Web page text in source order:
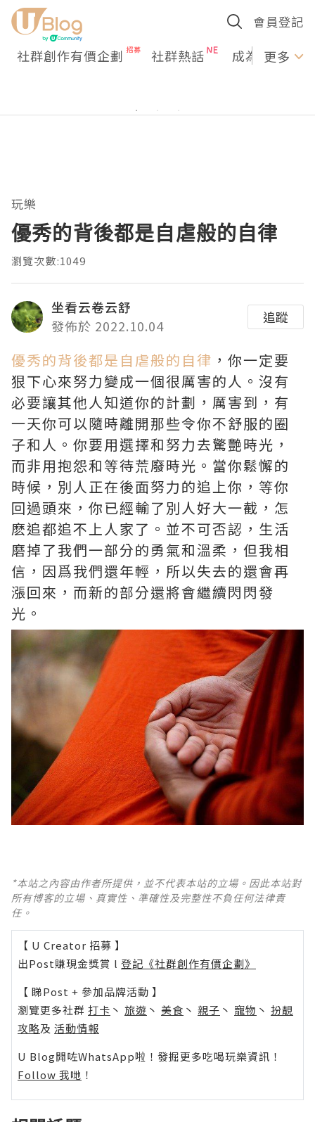
會員登記
社群創作有價企劃 社群熱話 成為U更多
玩樂
優秀的背後都是自虐般的自律
瀏覽次數:1049
坐看云卷云舒
發佈於 2022.10.04
追蹤
優秀的背後都是自虐般的自律 ，你一定要
狠下心來努力變成一個很厲害的人。沒有
必要讓其他人知道你的計劃，厲害到，有
一天你可以隨時離開那些令你不舒服的圈
子和人。你要用選擇和努力去驚艷時光，
而非用抱怨和等待荒廢時光。當你鬆懈的
時候，別人正在後面努力的追上你，等你
回過頭來，你已經輸了別人好大一截，怎
麽追都追不上人家了。並不可否認，生活
磨掉了我們一部分的勇氣和溫柔，但我相
信，因爲我們還年輕，所以失去的還會再
漲回來，而新的部分還將會繼續閃閃發
光。
*本站之內容由作者所提供，並不代表本站的立場。因此本站對
所有博客的立場、真實性、準確性及完整性不負任何法律責
任。
【 U Creator 招募 】
出Post賺現金獎賞 l 登記《社群創作有價企劃》
【 睇Post + 參加品牌活動 】
瀏覽更多社群 打卡 丶 旅遊 丶 美食 丶 親子 丶 寵物 丶 扮靚
攻略及 活動情報
U Blog開咗WhatsApp啦！發掘更多吃喝玩樂資訊！
Follow 我哋 ！